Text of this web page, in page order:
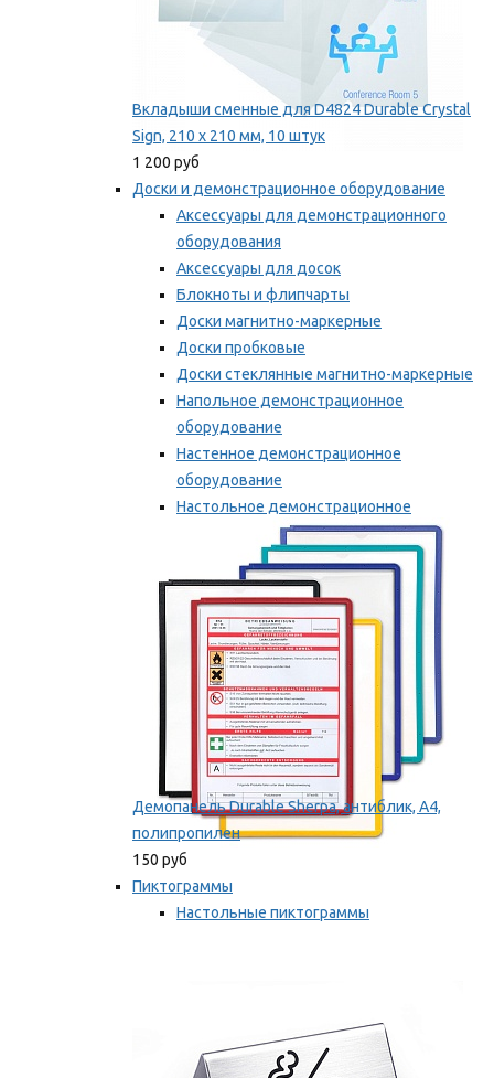
Вкладыши сменные для D4824 Durable Crystal
Sign, 210 x 210 мм, 10 штук
1 200 руб
Доски и демонстрационное оборудование
Аксессуары для демонстрационного
оборудования
Аксессуары для досок
Блокноты и флипчарты
Доски магнитно-маркерные
Доски пробковые
Доски стеклянные магнитно-маркерные
Напольное демонстрационное
оборудование
Настенное демонстрационное
оборудование
Настольное демонстрационное
оборудование
Мы рекомендуем
Демопанель Durable Sherpa, антиблик, А4,
полипропилен
150 руб
Пиктограммы
Настольные пиктограммы